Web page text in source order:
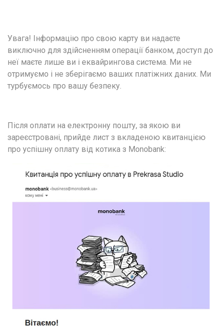
Увага! Інформацію про свою карту ви надаєте
виключно для здійсненням операції банком, доступ до
неї маєте лише ви і еквайрингова система. Ми не
отримуємо і не зберігаємо ваших платіжних даних. Ми
турбуємось про вашу безпеку.
Після оплати на електронну пошту, за якою ви
зареєстровані, прийде лист з вкладеною квитанцією
про успішну оплату від котика з Monobank: